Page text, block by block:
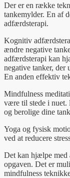
Der er en række
tankemylder. En af
adfærdsterapi.
Kognitiv
ændre negative
adfærdsterapi kan
negative tanker, der
En anden effektiv
Mindfulness
være til stede i nuet.
og berolige dine
Yoga og fysisk
ved at reducere
Det kan hjælpe med
opgaven. Det er
mindfulness